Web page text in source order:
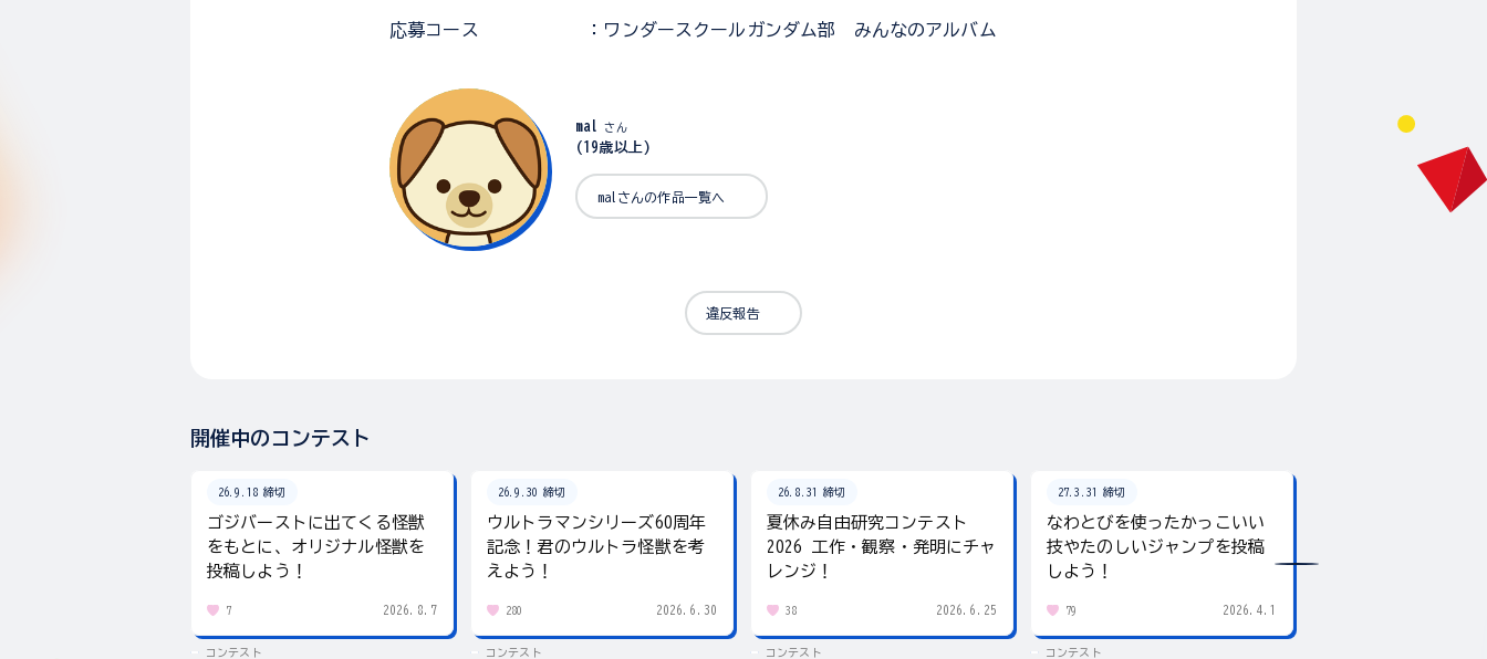
応募コース ：ワンダースクールガンダム部 みんなのアルバム
mal さん
(19歳以上)
malさんの作品一覧へ
違反報告
開催中のコンテスト
26.9.18 締切
ゴジバーストに出てくる怪獣
をもとに、オリジナル怪獣を
投稿しよう！
7 2026.8.7
コンテスト
26.9.30 締切
ウルトラマンシリーズ60周年
記念！君のウルトラ怪獣を考
えよう！
280 2026.6.30
コンテスト
26.8.31 締切
夏休み自由研究コンテスト
2026 工作・観察・発明にチャ
レンジ！
38 2026.6.25
コンテスト
27.3.31 締切
なわとびを使ったかっこいい
技やたのしいジャンプを投稿
しよう！
79 2026.4.1
コンテスト